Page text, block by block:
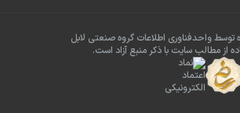
واحدفناوری اطلاعات گروه صنعتی لابل
از مطالب سایت با ذکر منبع آزاد است.